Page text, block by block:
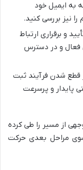
به ایمیل خود
نیز بررسی کنید.
و برقراری ارتباط
فعال و در دسترس
قطع شدن فرآیند ثبت
پایدار و پرسرعت
از مسیر را طی کرده
مراحل بعدی حرکت